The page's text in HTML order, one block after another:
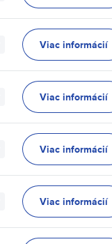
Viac informácií
Viac informácií
Viac informácií
Viac informácií